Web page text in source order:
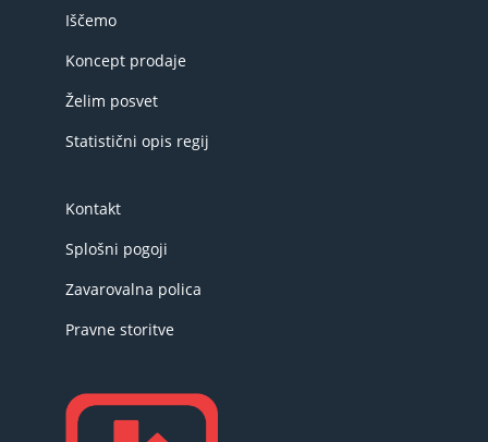
Iščemo
Koncept prodaje
Želim posvet
Statistični opis regij
Kontakt
Splošni pogoji
Zavarovalna polica
Pravne storitve